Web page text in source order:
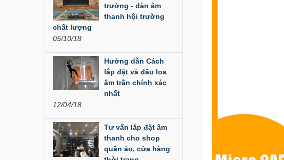
Đèn Moving Beam
350W
Đèn Moving Beam 230
Plus
Liên hệ
Liên hệ
trường - dàn âm
thanh hội trường
chất lượng
05/10/18
Hướng dẫn Cách
lắp đặt và đấu loa
âm trần chính xác
nhất
12/04/18
Tư vấn lắp đặt âm
thanh cho shop
quần áo, cửa hàng